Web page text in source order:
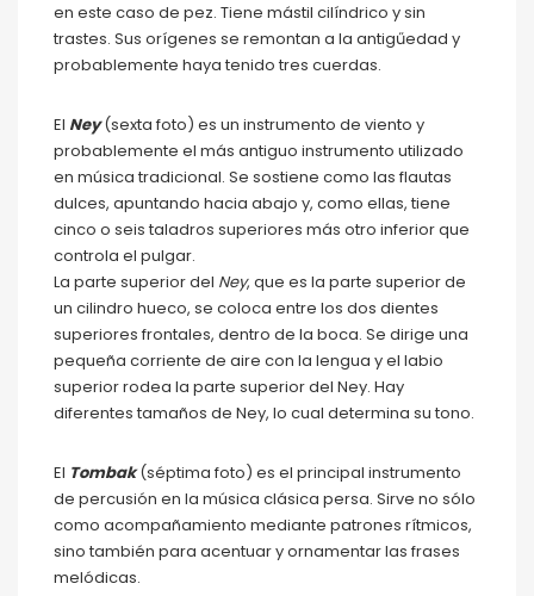
en este caso de pez. Tiene mástil cilíndrico y sin
trastes. Sus orígenes se remontan a la antigűedad y
probablemente haya tenido tres cuerdas.
El Ney(sexta foto) es un instrumento de viento y
probablemente el más antiguo instrumento utilizado
en música tradicional. Se sostiene como las flautas
dulces, apuntando hacia abajo y, como ellas, tiene
cinco o seis taladros superiores más otro inferior que
controla el pulgar.
La parte superior del Ney, que es la parte superior de
un cilindro hueco, se coloca entre los dos dientes
superiores frontales, dentro de la boca. Se dirige una
pequeña corriente de aire con la lengua y el labio
superior rodea la parte superior del Ney. Hay
diferentes tamaños de Ney, lo cual determina su tono.
El Tombak(séptima foto) es el principal instrumento
de percusión en la música clásica persa. Sirve no sólo
como acompañamiento mediante patrones rítmicos,
sino también para acentuar y ornamentar las frases
melódicas.